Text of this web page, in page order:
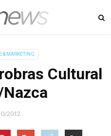
& MARKETING
Cultural
2012